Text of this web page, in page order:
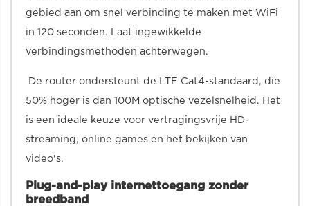
gebied aan om snel verbinding te maken met WiFi
in 120 seconden. Laat ingewikkelde
verbindingsmethoden achterwegen.
De router ondersteunt de LTE Cat4-standaard, die
50% hoger is dan 100M optische vezelsnelheid. Het
is een ideale keuze voor vertragingsvrije HD-
streaming, online games en het bekijken van
video's.
Plug-and-play internettoegang zonder
breedband